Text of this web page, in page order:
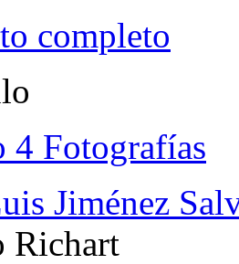
completo
4 Fotografías
Jiménez
Richart